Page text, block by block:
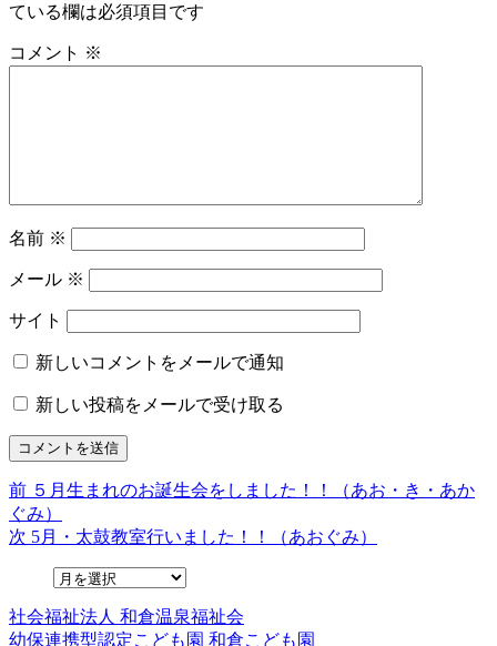
ている欄は必須項目です
コメント ※
名前 ※
メール ※
サイト
新しいコメントをメールで通知
新しい投稿をメールで受け取る
投
稿
ビ
ゲ
前 前
の
投
５月生まれのお誕生会をしました！！（あお・き・あか
ぐみ）
次 次
稿:
5月・太鼓教室行いました！！（あおぐみ）
社会福祉法人 和倉温泉福祉会
幼保連携型認定こども園 和倉こども園